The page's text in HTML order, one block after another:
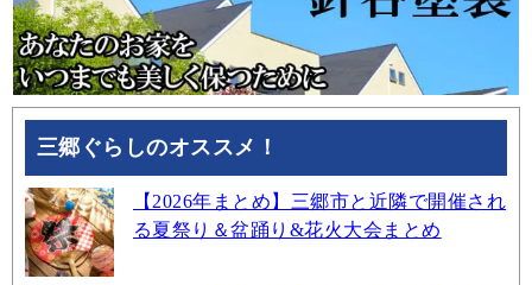
三郷ぐらしのオススメ！
【2026年まとめ】三郷市と近隣で開催され
る夏祭り＆盆踊り&花火大会まとめ